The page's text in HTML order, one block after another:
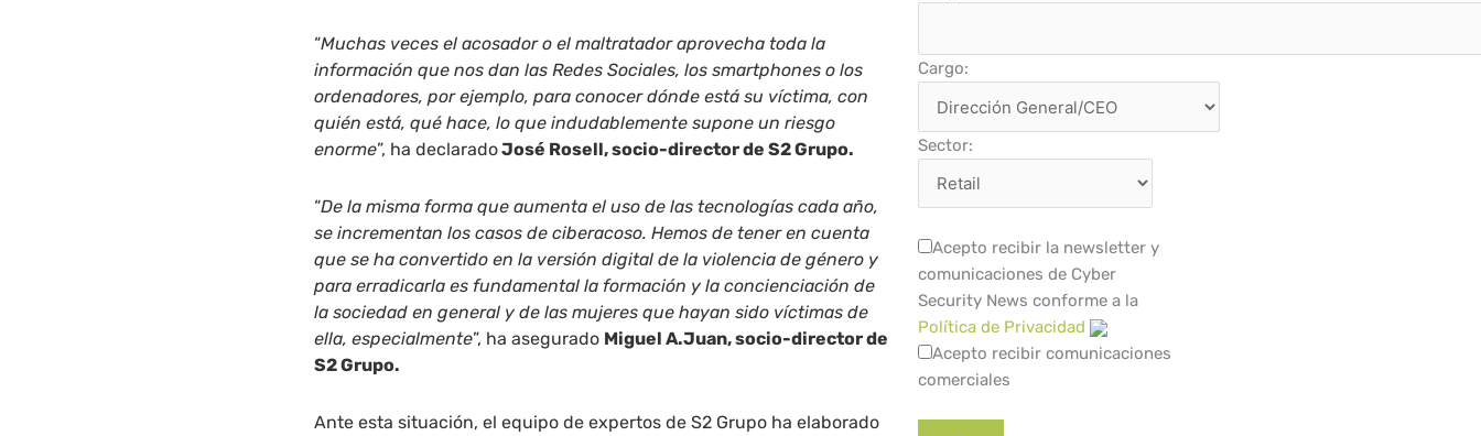
“Muchas veces el acosador o el maltratador aprovecha toda la
información que nos dan las Redes Sociales, los smartphones o los
ordenadores, por ejemplo, para conocer dónde está su víctima, con
quién está, qué hace, lo que indudablemente supone un riesgo
enorme”, ha declaradoJosé Rosell, socio-director de S2 Grupo.
“De la misma forma que aumenta el uso de las tecnologías cada año,
se incrementan los casos de ciberacoso. Hemos de tener en cuenta
que se ha convertido en la versión digital de la violencia de género y
para erradicarla es fundamental la formación y la concienciación de
la sociedad en general y de las mujeres que hayan sido víctimas de
ella, especialmente”, ha asegurado Miguel A.Juan, socio-director de
S2 Grupo.
Ante esta situación, el equipo de expertos de S2 Grupo ha elaborado
Cargo:
Sector:
Acepto recibir la newsletter y
comunicaciones de Cyber
Security News conforme a la
Política de Privacidad
Acepto recibir comunicaciones
comerciales